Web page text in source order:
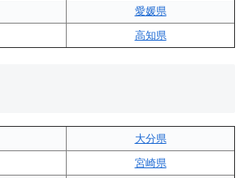
愛媛県
高知県
大分県
宮崎県